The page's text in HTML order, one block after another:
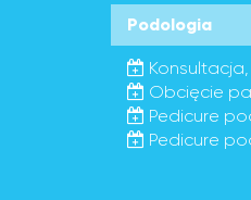
Podologia
Obcięcie
Pedicure
Pedicure